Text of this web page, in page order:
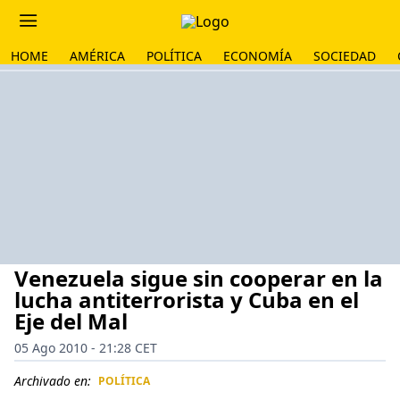
HOME AMÉRICA POLÍTICA ECONOMÍA SOCIEDAD
Venezuela sigue sin cooperar en la
lucha antiterrorista y Cuba en el
Eje del Mal
05 Ago 2010 - 21:28 CET
Archivado en: POLÍTICA